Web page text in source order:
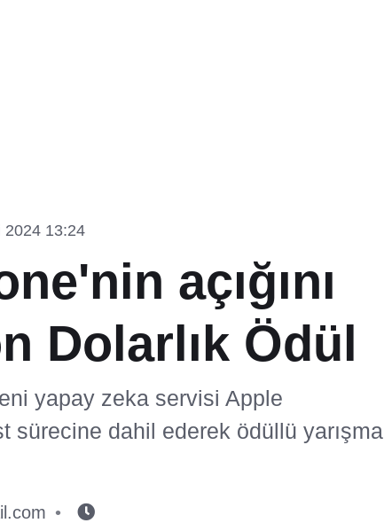
2024 13:24
açığını
Dolarlık Ödül
yapay zeka servisi Apple
sürecine dahil ederek ödüllü yarışma